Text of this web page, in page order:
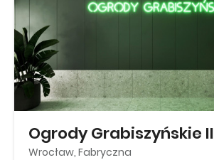
Ogrody Grabiszyńskie II
Wrocław, Fabryczna